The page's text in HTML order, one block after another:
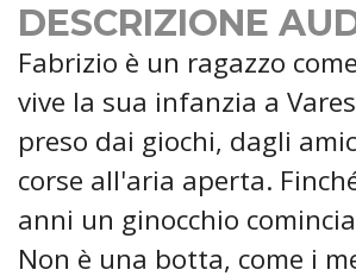
DESCRIZIONE
Fabrizio è un ragazzo
vive la sua infanzia a
preso dai giochi, dagli
corse all'aria aperta.
anni un ginocchio
Non è una botta, come i